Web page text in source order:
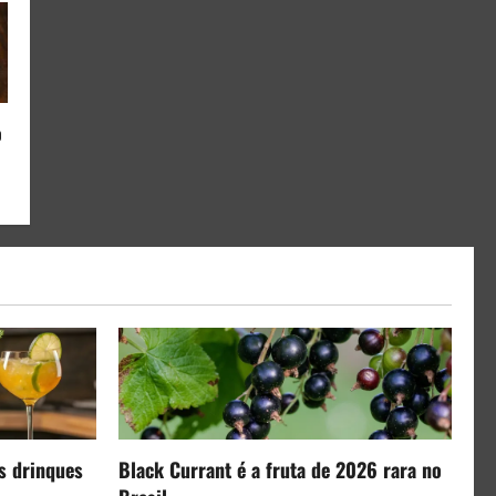
drinques
Black Currant é a fruta de 2026 rara no